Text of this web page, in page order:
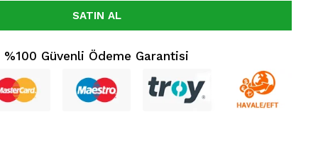
SATIN AL
%100 Güvenli Ödeme Garantisi